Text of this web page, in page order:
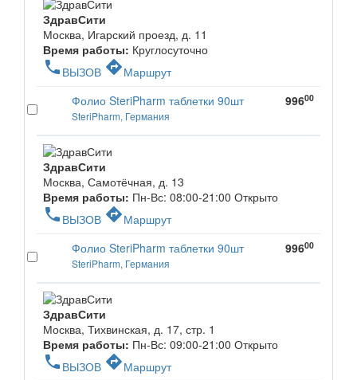
ЗдравСити
Москва, Игарский проезд, д. 11
Время работы: Круглосуточно
phone ВЫЗОВ directionsМаршрут
Фолио SteriPharm таблетки 90шт
SteriPharm, Германия
99600
ЗдравСити
Москва, Самотёчная, д. 13
Время работы: Пн-Вс: 08:00-21:00 Открыто
phone ВЫЗОВ directionsМаршрут
Фолио SteriPharm таблетки 90шт
SteriPharm, Германия
99600
ЗдравСити
Москва, Тихвинская, д. 17, стр. 1
Время работы: Пн-Вс: 09:00-21:00 Открыто
phone ВЫЗОВ directionsМаршрут